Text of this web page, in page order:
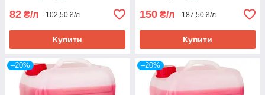
82 ₴/л 102,50 ₴/л
Купити
150 ₴/л 187,50 ₴/л
Купити
–20% –20%